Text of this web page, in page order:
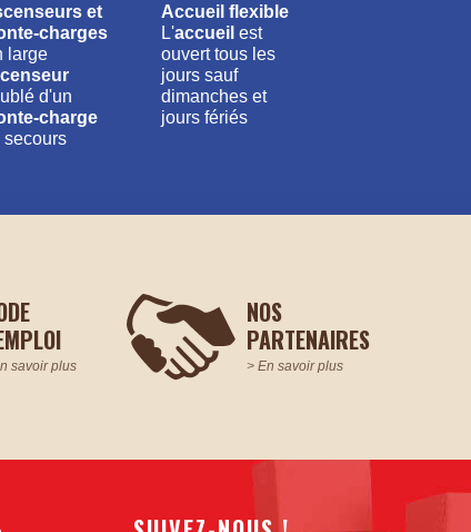
et
charges
large
d'un
charge
secours
Accueil flexible
L'accueil est
ouvert tous les
jours sauf
dimanches et
jours fériés
savoir plus
NOS
PARTENAIRES
> En savoir plus